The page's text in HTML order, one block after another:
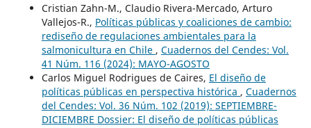
Cristian Zahn-M., Claudio Rivera-Mercado, Arturo
Vallejos-R., Políticas públicas y coaliciones de cambio:
rediseño de regulaciones ambientales para la
salmonicultura en Chile , Cuadernos del Cendes: Vol.
41 Núm. 116 (2024): MAYO-AGOSTO
Carlos Miguel Rodrigues de Caires, El diseño de
políticas públicas en perspectiva histórica , Cuadernos
del Cendes: Vol. 36 Núm. 102 (2019): SEPTIEMBRE-
DICIEMBRE Dossier: El diseño de políticas públicas